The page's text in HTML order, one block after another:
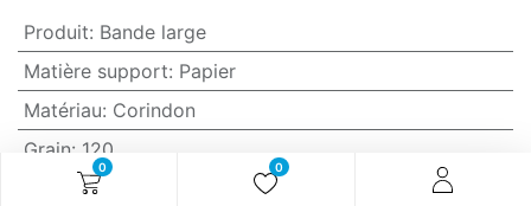
0 0
Produit: Bande large
Matière support: Papier
Matériau: Corindon
Grain: 120
Anti-encrassement
Non (standard)